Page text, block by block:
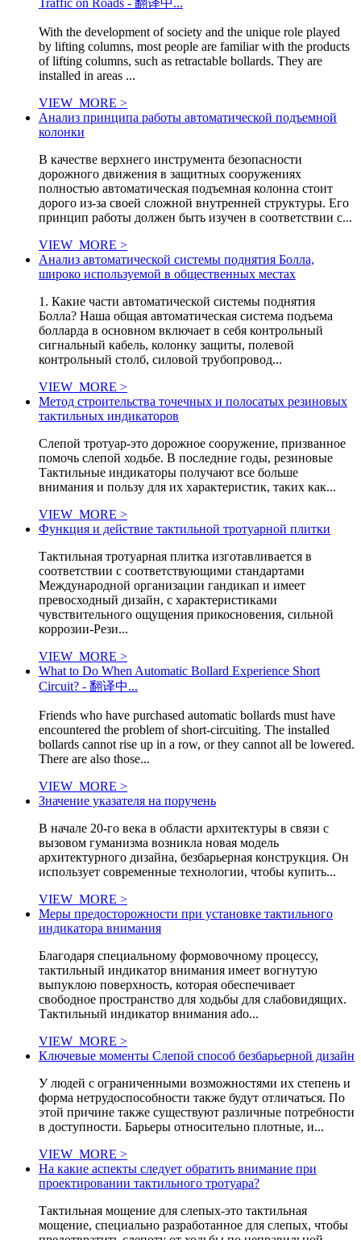
Traffic on Roads - 翻译中...
With the development of society and the unique role played
by lifting columns, most people are familiar with the products
of lifting columns, such as retractable bollards. They are
installed in areas ...
VIEW_MORE >
Анализ принципа работы автоматической подъемной
колонки
В качестве верхнего инструмента безопасности
дорожного движения в защитных сооружениях
полностью автоматическая подъемная колонна стоит
дорого из-за своей сложной внутренней структуры. Его
принцип работы должен быть изучен в соответствии с...
VIEW_MORE >
Анализ автоматической системы поднятия Болла,
широко используемой в общественных местах
1. Какие части автоматической системы поднятия
Болла? Наша общая автоматическая система подъема
болларда в основном включает в себя контрольный
сигнальный кабель, колонку защиты, полевой
контрольный столб, силовой трубопровод...
VIEW_MORE >
Метод строительства точечных и полосатых резиновых
тактильных индикаторов
Слепой тротуар-это дорожное сооружение, призванное
помочь слепой ходьбе. В последние годы, резиновые
Тактильные индикаторы получают все больше
внимания и пользу для их характеристик, таких как...
VIEW_MORE >
Функция и действие тактильной тротуарной плитки
Тактильная тротуарная плитка изготавливается в
соответствии с соответствующими стандартами
Международной организации гандикап и имеет
превосходный дизайн, с характеристиками
чувствительного ощущения прикосновения, сильной
коррозии-Рези...
VIEW_MORE >
What to Do When Automatic Bollard Experience Short
Circuit? - 翻译中...
Friends who have purchased automatic bollards must have
encountered the problem of short-circuiting. The installed
bollards cannot rise up in a row, or they cannot all be lowered.
There are also those...
VIEW_MORE >
Значение указателя на поручень
В начале 20-го века в области архитектуры в связи с
вызовом гуманизма возникла новая модель
архитектурного дизайна, безбарьерная конструкция. Он
использует современные технологии, чтобы купить...
VIEW_MORE >
Меры предосторожности при установке тактильного
индикатора внимания
Благодаря специальному формовочному процессу,
тактильный индикатор внимания имеет вогнутую
выпуклою поверхность, которая обеспечивает
свободное пространство для ходьбы для слабовидящих.
Тактильный индикатор внимания ado...
VIEW_MORE >
Ключевые моменты Слепой способ безбарьерной дизайн
У людей с ограниченными возможностями их степень и
форма нетрудоспособности также будут отличаться. По
этой причине также существуют различные потребности
в доступности. Барьеры относительно плотные, и...
VIEW_MORE >
На какие аспекты следует обратить внимание при
проектировании тактильного тротуара?
Тактильная мощение для слепых-это тактильная
мощение, специально разработанное для слепых, чтобы